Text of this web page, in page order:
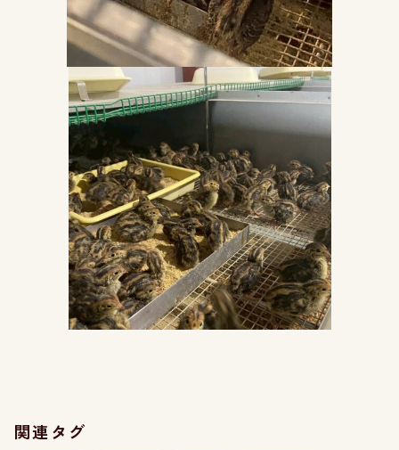
関連タグ